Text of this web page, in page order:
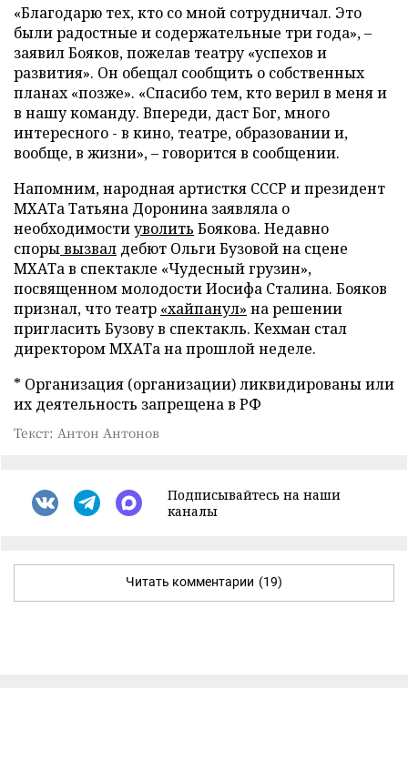
«Благодарю тех, кто со мной сотрудничал. Это
были радостные и содержательные три года», –
заявил Бояков, пожелав театру «успехов и
развития». Он обещал сообщить о собственных
планах «позже». «Спасибо тем, кто верил в меня и
в нашу команду. Впереди, даст Бог, много
интересного - в кино, театре, образовании и,
вообще, в жизни», – говорится в сообщении.
Напомним, народная артисткя СССР и президент
МХАТа Татьяна Доронина заявляла о
необходимостиуволить Боякова. Недавно
спорывызвал дебют Ольги Бузовой на сцене
МХАТа в спектакле «Чудесный грузин»,
посвященном молодости Иосифа Сталина. Бояков
признал, что театр «хайпанул» на решении
пригласить Бузову в спектакль. Кехман стал
директором МХАТа на прошлой неделе.
* Организация (организации) ликвидированы или
их деятельность запрещена в РФ
Текст: Антон Антонов
Подписывайтесь на наши
каналы
Читать комментарии (19)